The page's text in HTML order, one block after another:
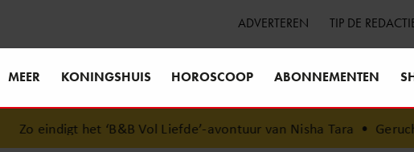
ADVERTEREN TIP DE
MEER KONINGSHUIS HOROSCOOP ABONNEMENTEN
Zo eindigt het ‘B&B Vol Liefde’-avontuur van Nisha Tara •